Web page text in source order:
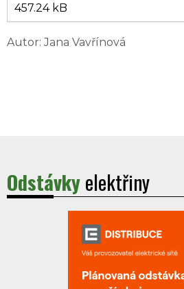
457.24 kB
Autor: Jana Vavřínová
Odstávkyelektřiny